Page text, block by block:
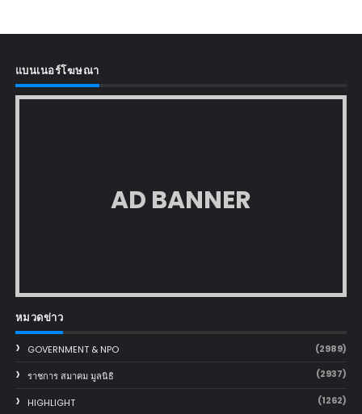
แบนเนอร์โฆษณา
AD BANNER
หมวดข่าว
GOVERNMENT & NPO (2989)
ราชการ สมาคม มูลนิธิ (2937)
HIGHLIGHT (1262)